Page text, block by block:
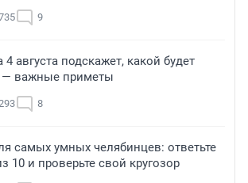
9
4 августа подскажет, какой будет
— важные приметы
8
самых умных челябинцев: ответьте
10 и проверьте свой кругозор